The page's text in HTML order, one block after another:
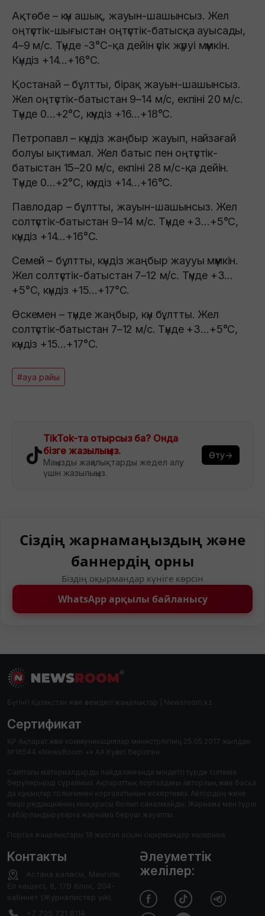
Ақтөбе – күн ашық, жауын-шашынсыз. Жел
оңтүстік-шығыстан оңтүстік-батысқа ауысады,
4–9 м/с. Түнде -3°C-қа дейін үсік жүруі мүмкін.
Күндіз +14…+16°C.
Қостанай – бұлтты, бірақ жауын-шашынсыз.
Жел оңтүстік-батыстан 9–14 м/с, екпіні 20 м/с.
Түнде 0…+2°C, күндіз +16…+18°C.
Петропавл – күндіз жаңбыр жауып, найзағай
болуы ықтимал. Жел батыс пен оңтүстік-
батыстан 15–20 м/с, екпіні 28 м/с-қа дейін.
Түнде 0…+2°C, күндіз +14…+16°C.
Павлодар – бұлтты, жауын-шашынсыз. Жел
солтүстік-батыстан 9–14 м/с. Түнде +3…+5°C,
күндіз +14…+16°C.
Семей – бұлтты, күндіз жаңбыр жаууы мүмкін.
Жел солтүстік-батыстан 7–12 м/с. Түнде +3…
+5°C, күндіз +15…+17°C.
Өскемен – түнде жаңбыр, күн бұлтты. Жел
солтүстік-батыстан 7–12 м/с. Түнде +3…+5°C,
күндіз +15…+17°C.
#ауа райы
TikTok-та отырсыз ба? Онда
бізге жазылыңыз.
Маңызды жаңалықтарды жедел алу
үшін жазылыңыз.
Өту→
Сіздің жарнамаңыздың және
баннердің орны
Біздің оқырмандар күніге көрсін
WhatsApp арқылы байланысу
Бүгінгі Қазақстан және әлемдегі жаңалықтар | Newsroom.kz
Сертификат
ҚР Ақпарат және коммуникациялар министрлігінің 25.05.2017 жылдан
№16544 «NewsRoom +» АА Куәлігі берілген.
Сайттағы материалдарды пайдаланғанда міндетті түрде сілтеме
берулеріңізді сұраймыз. Ақпараттық порталдағы авторлық және басқа
да құқықтар толығымен қорғалатынын ескертеміз. Автордың жеке
пікірі редакцияның көзқарасы болып саналмайды. Жарнама мен түрлі
хабарландыруларға жарнама беруші жауапты.
Портал жаңалықтары 18 жастан асқан оқырмандар назарына.
Контакты
Астана каласы, Менгілік
Ел кешесі, 8, 17В блок, 204-
кабинет (Журналистер уйі)
+7 705 721 8114
Әлеуметтік
желілер: